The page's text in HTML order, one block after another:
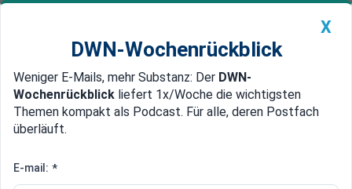
Newsticker MEIN DWN: Geldanlage Premium
Edelmetalle DWN-Magazin China
Handelsstreit trifft große
X
DWN-Wochenrückblick
Weniger E-Mails, mehr Substanz: Der DWN-
Wochenrückblick liefert 1x/Woche die wichtigsten
Themen kompakt als Podcast. Für alle, deren Postfach
überläuft.
E-mail: *